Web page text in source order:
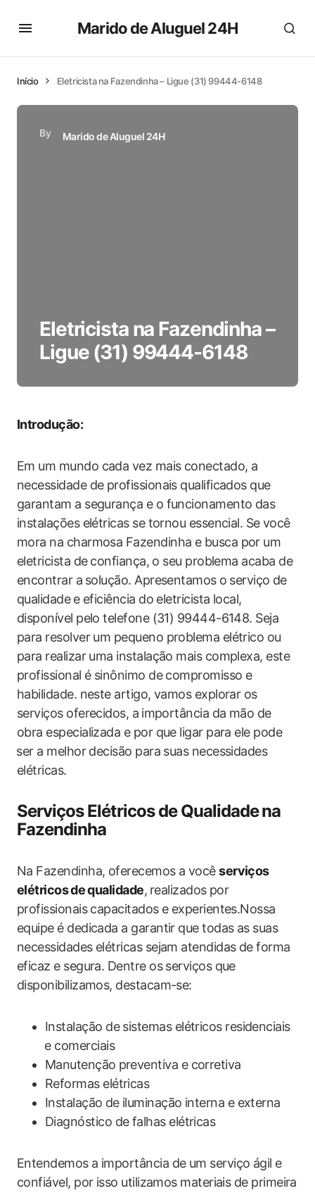
Marido de Aluguel 24H
Início Eletricista na Fazendinha – Ligue (31) 99444-6148
By Marido de Aluguel 24H
Eletricista na Fazendinha –
Ligue (31) 99444-6148
Introdução:
Em um mundo cada vez‍ mais conectado, a
necessidade de profissionais qualificados que‌
garantam a segurança e o funcionamento das
instalações elétricas se tornou essencial. Se ⁤você
mora na charmosa Fazendinha e busca por um
eletricista de⁢ confiança, o seu problema acaba de
encontrar a ⁢solução. Apresentamos ⁣o serviço ⁣de
qualidade⁢ e eficiência do eletricista local,⁤
disponível pelo telefone (31) 99444-6148. Seja
para resolver um pequeno problema elétrico ou
para realizar uma instalação mais complexa, este
profissional é sinônimo de compromisso e
habilidade. neste artigo, vamos explorar os
serviços oferecidos, a⁤ importância da mão de
obra especializada e por que ligar para ele pode
⁣ser a melhor decisão para suas necessidades
elétricas.
Serviços Elétricos de Qualidade ⁣na
Fazendinha
Na Fazendinha, oferecemos a vocêserviços⁣
elétricos⁣ de qualidade,⁤ realizados por
profissionais capacitados ​e experientes.Nossa
equipe é dedicada a garantir que todas as suas
necessidades‌ elétricas sejam atendidas de forma
eficaz e segura. Dentre os serviços que
disponibilizamos, destacam-se:
Instalação de sistemas elétricos residenciais
⁤e comerciais
Manutenção ⁢preventiva e corretiva
Reformas elétricas
Instalação ⁣de iluminação interna e externa
Diagnóstico de falhas elétricas
Entendemos a importância de um serviço ágil e
confiável, por isso utilizamos materiais de primeira